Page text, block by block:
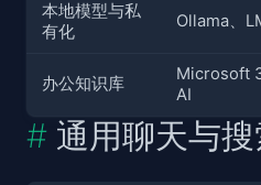
本地模型与私
有化
Ollama、
办公知识库
Microsoft
AI
通用聊天与